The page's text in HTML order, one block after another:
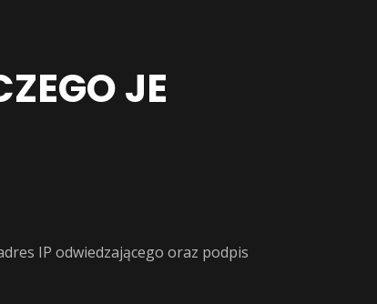
JE
IP odwiedzającego oraz podpis